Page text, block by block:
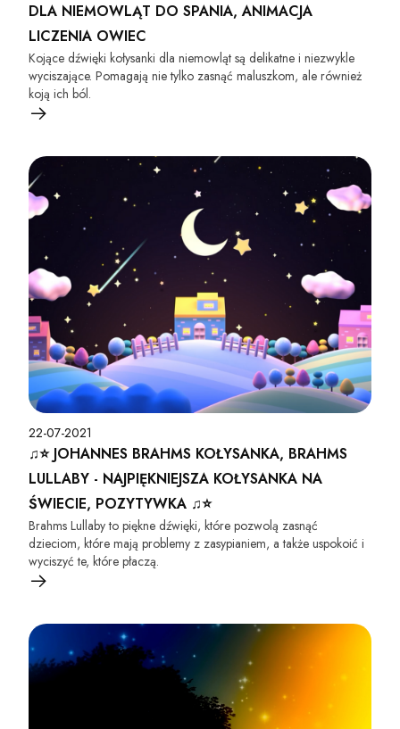
DLA NIEMOWLĄT DO SPANIA, ANIMACJA
LICZENIA OWIEC
Kojące dźwięki kołysanki dla niemowląt są delikatne i niezwykle
wyciszające. Pomagają nie tylko zasnąć maluszkom, ale również
koją ich ból.
22-07-2021
♫⭐ JOHANNES BRAHMS KOŁYSANKA, BRAHMS
LULLABY - NAJPIĘKNIEJSZA KOŁYSANKA NA
ŚWIECIE, POZYTYWKA ♫⭐
Brahms Lullaby to piękne dźwięki, które pozwolą zasnąć
dzieciom, które mają problemy z zasypianiem, a także uspokoić i
wyciszyć te, które płaczą.